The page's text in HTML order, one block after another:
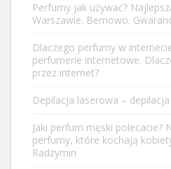
Perfumy jak używać?
Warszawie. Bemowo.
Dlaczego perfumy w
perfumerie internetowe.
przez internet?
Depilacja laserowa –
Jaki perfum męski polecacie?
perfumy, które kochają
Radzymin